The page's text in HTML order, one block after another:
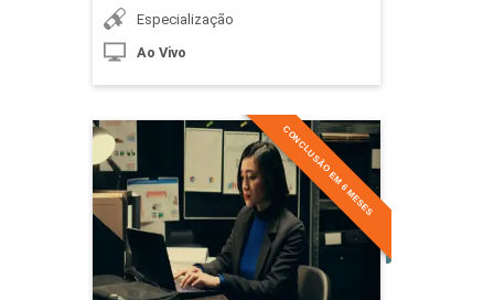
Cognitiva
A Cognição Humana
Especialização
Ao Vivo
CONCLUSÃO EM 6 MESES
Especialização em
Criminologia
Detalhes do curso